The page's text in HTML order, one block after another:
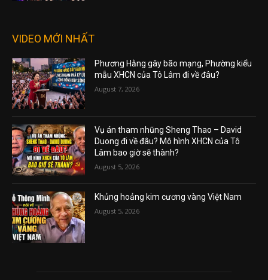
VIDEO MỚI NHẤT
Phương Hằng gây bão mạng, Phường kiểu
mẫu XHCN của Tô Lâm đi về đâu?
August 7, 2026
Vụ án tham nhũng Sheng Thao – David
Duong đi về đâu? Mô hình XHCN của Tô
Lâm bao giờ sẽ thành?
August 5, 2026
Khủng hoảng kim cương vàng Việt Nam
August 5, 2026